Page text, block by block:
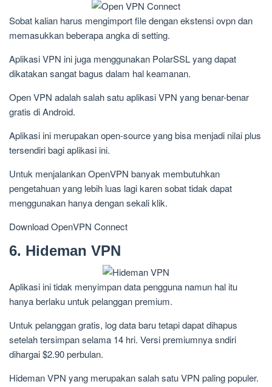
Sobat kalian harus mengimport file dengan ekstensi ovpn dan
memasukkan beberapa angka di setting.
Aplikasi VPN ini juga menggunakan PolarSSL yang dapat
dikatakan sangat bagus dalam hal keamanan.
Open VPN adalah salah satu aplikasi VPN yang benar-benar
gratis di Android.
Aplikasi ini merupakan open-source yang bisa menjadi nilai plus
tersendiri bagi aplikasi ini.
Untuk menjalankan OpenVPN banyak membutuhkan
pengetahuan yang lebih luas lagi karen sobat tidak dapat
menggunakan hanya dengan sekali klik.
Download OpenVPN Connect
6. Hideman VPN
Aplikasi ini tidak menyimpan data pengguna namun hal itu
hanya berlaku untuk pelanggan premium.
Untuk pelanggan gratis, log data baru tetapi dapat dihapus
setelah tersimpan selama 14 hri. Versi premiumnya sndiri
dihargai $2.90 perbulan.
Hideman VPN yang merupakan salah satu VPN paling populer.